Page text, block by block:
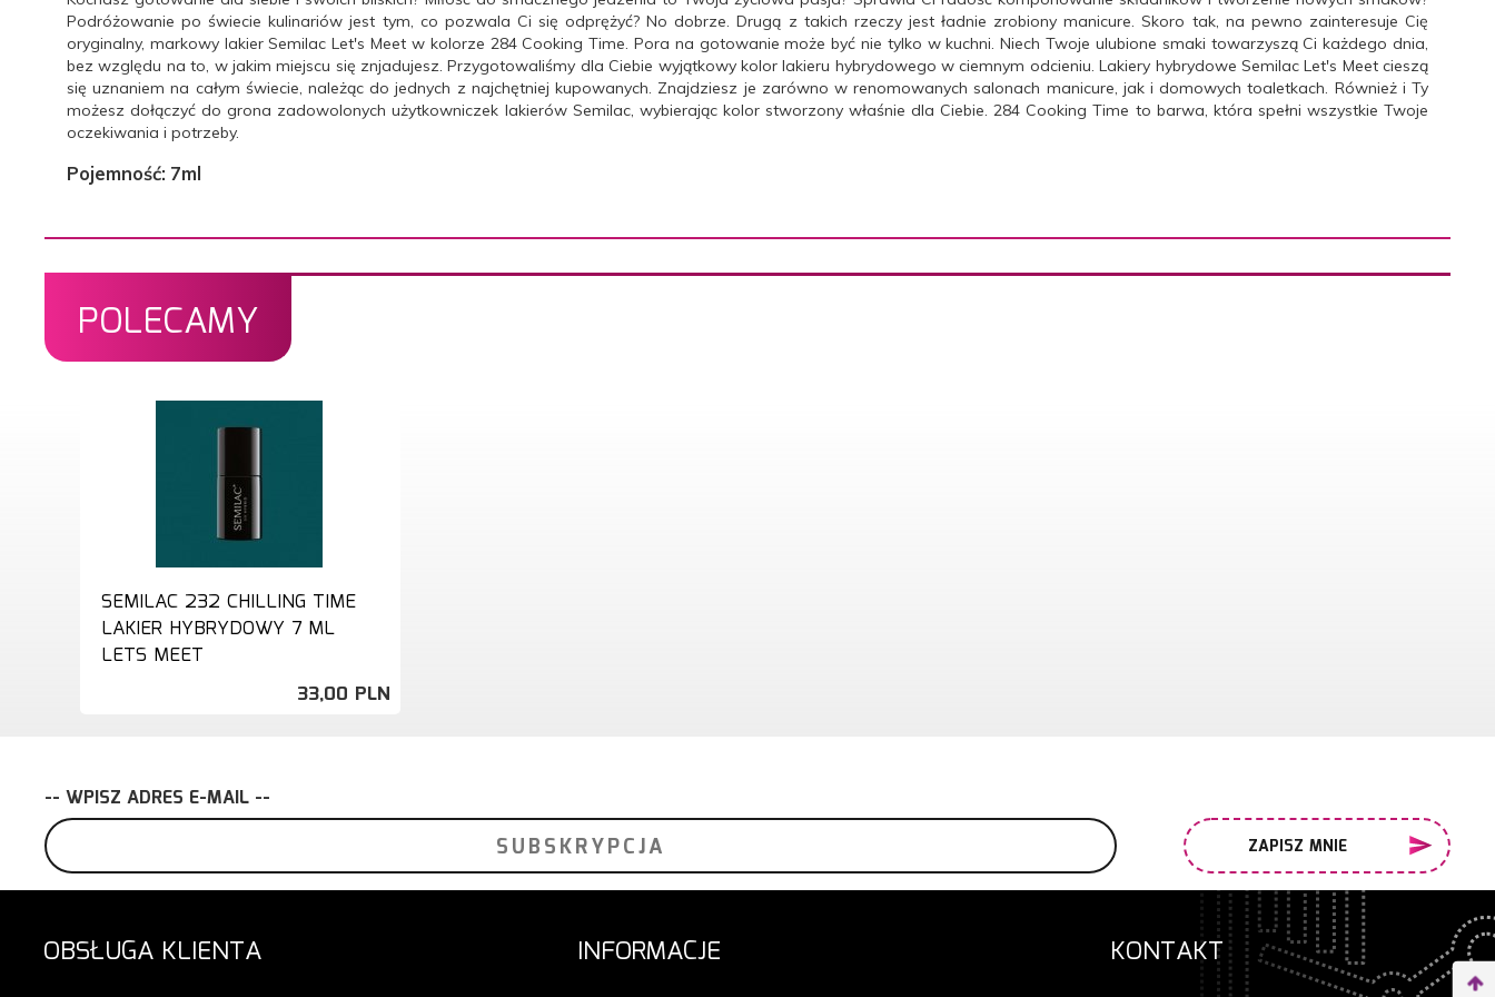
Podróżowanie po świecie kulinariów jest tym, co pozwala Ci się odprężyć? No dobrze. Drugą z takich rzeczy jest ładnie zrobiony manicure. Skoro tak, na pewno zainteresuje Cię
oryginalny, markowy lakier Semilac Let's Meet w kolorze 284 Cooking Time. Pora na gotowanie może być nie tylko w kuchni. Niech Twoje ulubione smaki towarzyszą Ci każdego dnia,
bez względu na to, w jakim miejscu się znjadujesz. Przygotowaliśmy dla Ciebie wyjątkowy kolor lakieru hybrydowego w ciemnym odcieniu. Lakiery hybrydowe Semilac Let's Meet cieszą
się uznaniem na całym świecie, należąc do jednych z najchętniej kupowanych. Znajdziesz je zarówno w renomowanych salonach manicure, jak i domowych toaletkach. Również i Ty
możesz dołączyć do grona zadowolonych użytkowniczek lakierów Semilac, wybierając kolor stworzony właśnie dla Ciebie. 284 Cooking Time to barwa, która spełni wszystkie Twoje
oczekiwania i potrzeby.
Pojemność: 7ml
POLECAMY
SEMILAC 232 CHILLING TIME
LAKIER HYBRYDOWY 7 ML
LETS MEET
33,00 PLN
-- WPISZ ADRES E-MAIL --
ZAPISZ MNIE
OBSŁUGA KLIENTA INFORMACJE KONTAKT